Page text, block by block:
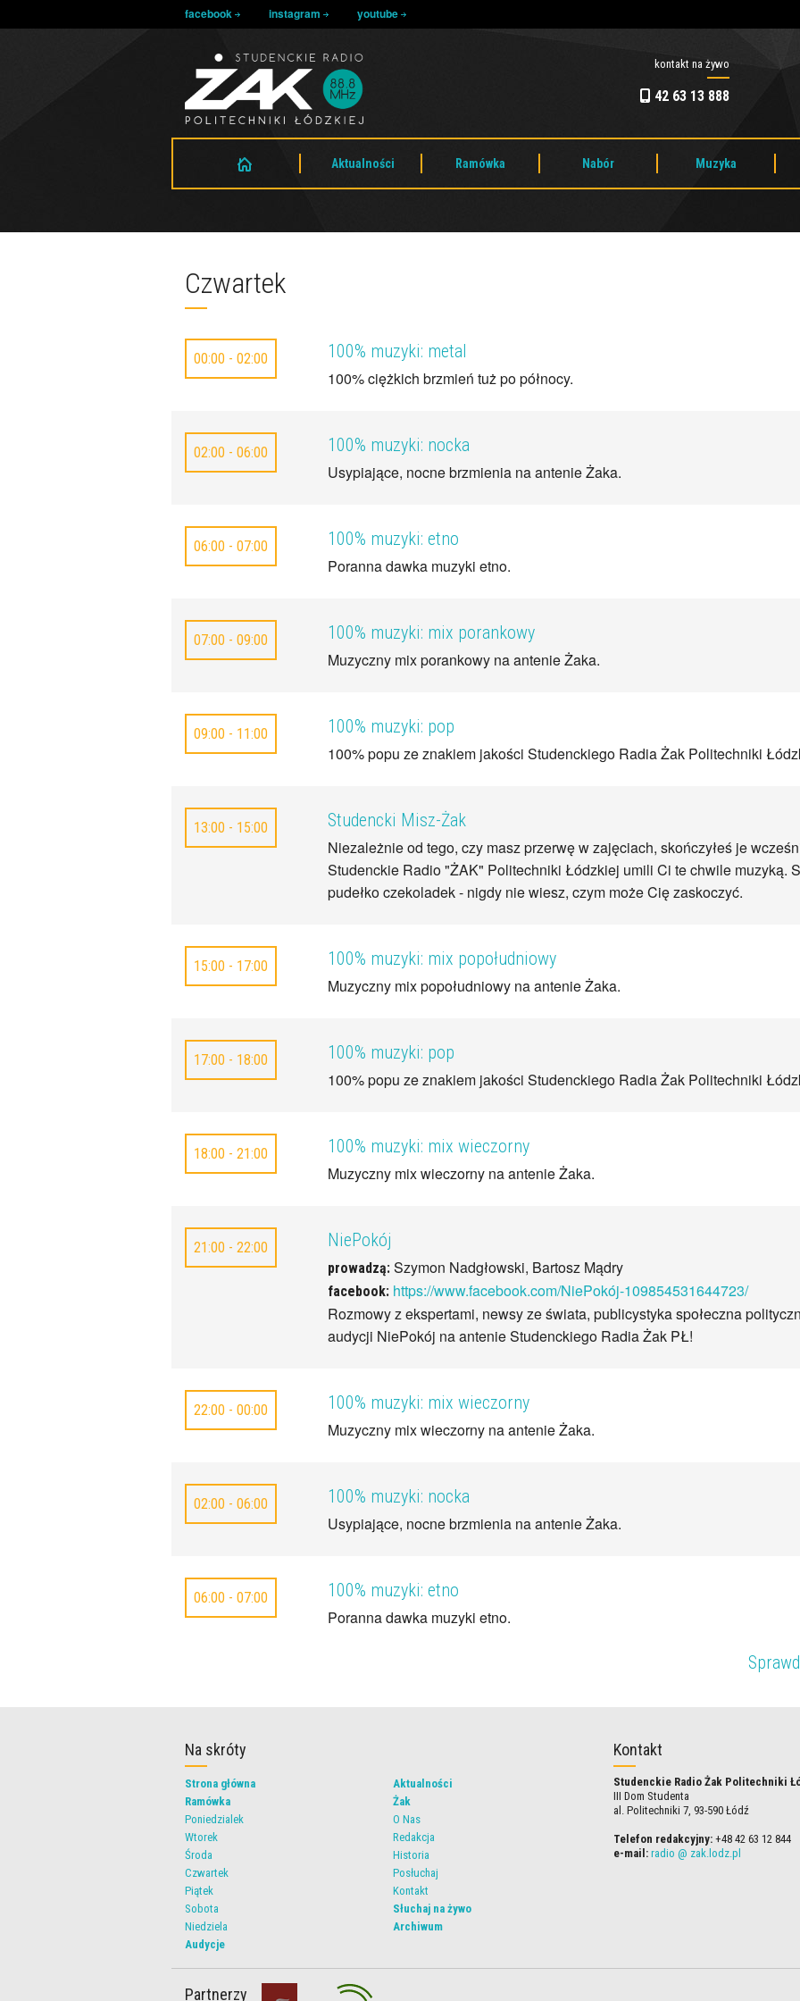
facebook instagram youtube
kontakt na żywo
42 63 13 888
Aktualności Ramówka Nabór Muzyka
Czwartek
00:00 - 02:00 100% muzyki: metal
100% ciężkich brzmień tuż po północy.
02:00 - 06:00 100% muzyki: nocka
Usypiające, nocne brzmienia na antenie Żaka.
06:00 - 07:00 100% muzyki: etno
Poranna dawka muzyki etno.
07:00 - 09:00 100% muzyki: mix porankowy
Muzyczny mix porankowy na antenie Żaka.
09:00 - 11:00 100% muzyki: pop
100% popu ze znakiem jakości Studenckiego Radia Żak Politechniki
13:00 - 15:00 Studencki Misz-Żak
Niezależnie od tego, czy masz przerwę w zajęciach, skończyłeś je
Studenckie Radio "ŻAK" Politechniki Łódzkiej umili Ci te chwile muzyką.
pudełko czekoladek - nigdy nie wiesz, czym może Cię zaskoczyć.
15:00 - 17:00 100% muzyki: mix popołudniowy
Muzyczny mix popołudniowy na antenie Żaka.
17:00 - 18:00 100% muzyki: pop
100% popu ze znakiem jakości Studenckiego Radia Żak Politechniki
18:00 - 21:00 100% muzyki: mix wieczorny
Muzyczny mix wieczorny na antenie Żaka.
21:00 - 22:00 NiePokój
prowadzą: Szymon Nadgłowski, Bartosz Mądry
facebook: https://www.facebook.com/NiePokój-109854531644723/
Rozmowy z ekspertami, newsy ze świata, publicystyka społeczna
audycji NiePokój na antenie Studenckiego Radia Żak PŁ!
22:00 - 00:00 100% muzyki: mix wieczorny
Muzyczny mix wieczorny na antenie Żaka.
02:00 - 06:00 100% muzyki: nocka
Usypiające, nocne brzmienia na antenie Żaka.
06:00 - 07:00 100% muzyki: etno
Poranna dawka muzyki etno.
Na skróty
Strona główna
Ramówka
Poniedzialek
Wtorek
Środa
Czwartek
Piątek
Sobota
Niedziela
Audycje
Aktualności
Żak
O Nas
Redakcja
Historia
Posłuchaj
Kontakt
Słuchaj na żywo
Archiwum
Kontakt
Studenckie Radio Żak Politechniki
III Dom Studenta
al. Politechniki 7, 93-590 Łódź
Telefon redakcyjny: +48 42 63 12 844
e-mail: radio @ zak.lodz.pl
Partnerzy